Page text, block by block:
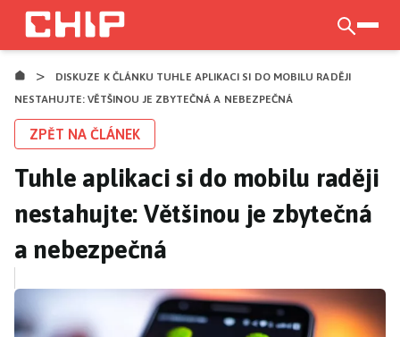
Přejít
hlavnímu
obsahu
>
DISKUZE K ČLÁNKU TUHLE APLIKACI SI DO MOBILU RADĚJI
NESTAHUJTE: VĚTŠINOU JE ZBYTEČNÁ A NEBEZPEČNÁ
ZPĚT NA ČLÁNEK
Tuhle aplikaci si do mobilu raději
nestahujte: Většinou je zbytečná
a nebezpečná